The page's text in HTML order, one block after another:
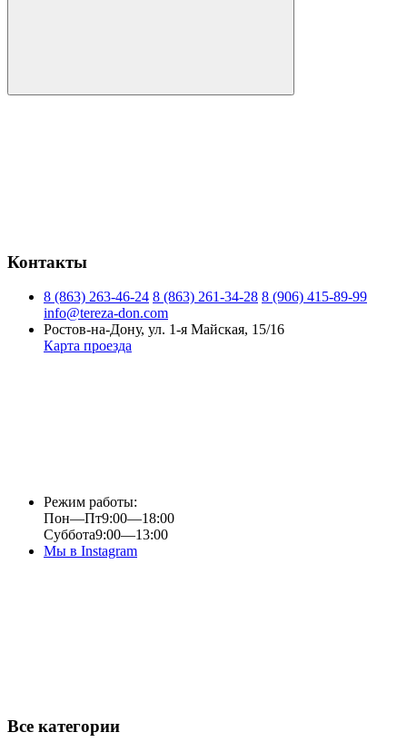
Контакты
8 (863) 263-46-24 8 (863) 261-34-28 8 (906) 415-89-99
info@tereza-don.com
Ростов-на-Дону, ул. 1-я Майская, 15/16
Карта проезда
Режим работы:
Пон—Пт9:00—18:00
Суббота9:00—13:00
Мы в Instagram
Все категории